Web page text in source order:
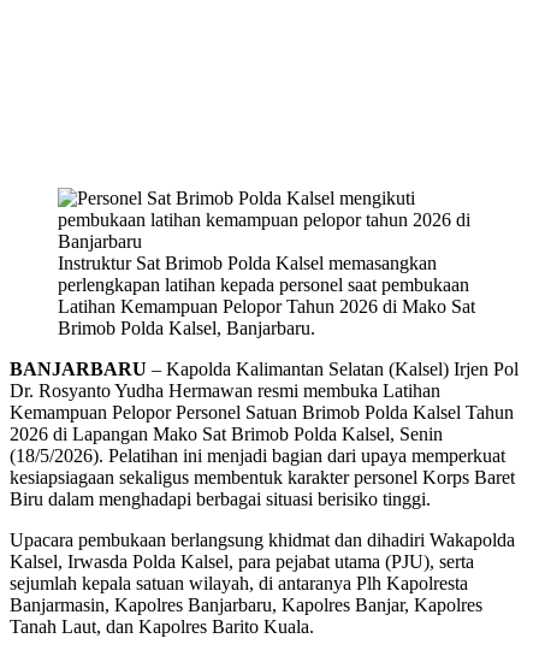
Instruktur Sat Brimob Polda Kalsel memasangkan
perlengkapan latihan kepada personel saat pembukaan
Latihan Kemampuan Pelopor Tahun 2026 di Mako Sat
Brimob Polda Kalsel, Banjarbaru.
BANJARBARU – Kapolda Kalimantan Selatan (Kalsel) Irjen Pol
Dr. Rosyanto Yudha Hermawan resmi membuka Latihan
Kemampuan Pelopor Personel Satuan Brimob Polda Kalsel Tahun
2026 di Lapangan Mako Sat Brimob Polda Kalsel, Senin
(18/5/2026). Pelatihan ini menjadi bagian dari upaya memperkuat
kesiapsiagaan sekaligus membentuk karakter personel Korps Baret
Biru dalam menghadapi berbagai situasi berisiko tinggi.
Upacara pembukaan berlangsung khidmat dan dihadiri Wakapolda
Kalsel, Irwasda Polda Kalsel, para pejabat utama (PJU), serta
sejumlah kepala satuan wilayah, di antaranya Plh Kapolresta
Banjarmasin, Kapolres Banjarbaru, Kapolres Banjar, Kapolres
Tanah Laut, dan Kapolres Barito Kuala.